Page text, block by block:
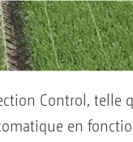
Control, telle
en